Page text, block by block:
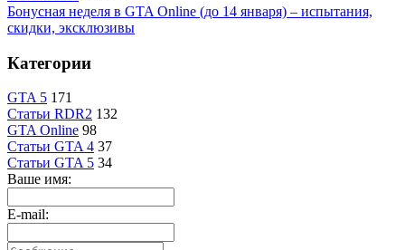
Бонусная неделя в GTA Online (до 14 января) – испытания,
скидки, эксклюзивы
Категории
GTA 5 171
Статьи RDR2 132
GTA Online 98
Статьи GTA 4 37
Статьи GTA 5 34
Ваше имя:
E-mail: